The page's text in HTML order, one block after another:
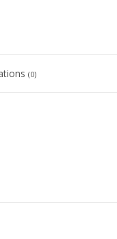
(0)